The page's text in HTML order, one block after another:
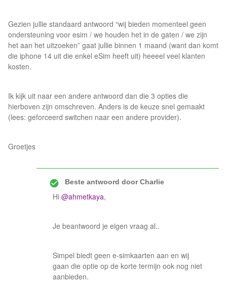
Gezien jullie standaard antwoord “wij bieden momenteel geen
ondersteuning voor esim / we houden het in de gaten / we zijn
het aan het uitzoeken” gaat jullie binnen 1 maand (want dan komt
die iphone 14 uit die enkel eSim heeft uit) heeeel veel klanten
kosten.
Ik kijk uit naar een andere antwoord dan die 3 opties die
hierboven zijn omschreven. Anders is de keuze snel gemaakt
(lees: geforceerd switchen naar een andere provider).
Groetjes
Beste antwoord doorCharlie
Hi @ahmetkaya,
Je beantwoord je eigen vraag al..
Simpel biedt geen e-simkaarten aan en wij
gaan die optie op de korte termijn ook nog niet
aanbieden.